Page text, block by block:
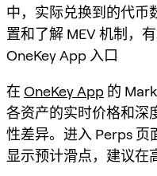
中，实际兑换到的代币
置和了解 MEV 机制，
OneKey App 入口
在 OneKey App 的
各资产的实时价格和深
性差异。进入 Perps 页
显示预计滑点，建议在